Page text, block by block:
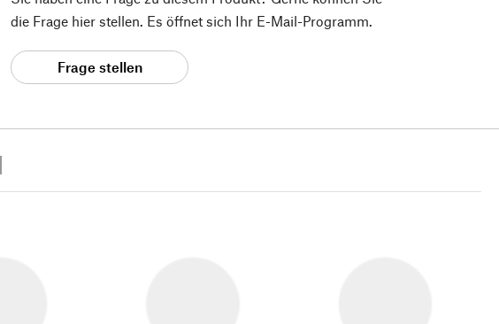
die Frage hier stellen. Es öffnet sich Ihr E-Mail-Programm.
Frage stellen